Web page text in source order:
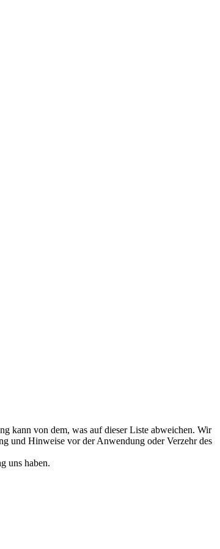
kann von dem, was auf dieser Liste abweichen. Wir
und Hinweise vor der Anwendung oder Verzehr des
uns haben.